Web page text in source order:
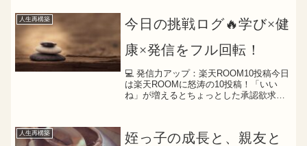
ふうに思い込んで...
人生再構築
今日の挑戦ログ🔥学び×健
康×発信をフル回転！
💻 発信力アップ：楽天ROOM10投稿今日
は楽天ROOMに怒涛の10投稿！「いい
ね」が増えるとちょっとした承認欲求が
スタの勉強もしっ...
人生再構築
姪っ子の成長と、親友と